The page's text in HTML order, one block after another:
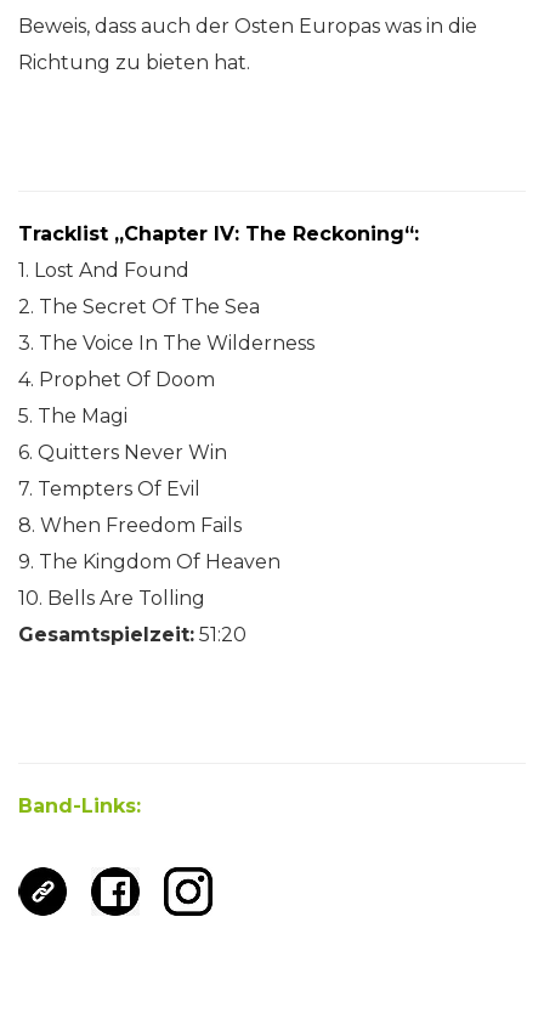
Beweis, dass auch der Osten Europas was in die
Richtung zu bieten hat.
Tracklist „Chapter IV: The Reckoning“:
1. Lost And Found
2. The Secret Of The Sea
3. The Voice In The Wilderness
4. Prophet Of Doom
5. The Magi
6. Quitters Never Win
7. Tempters Of Evil
8. When Freedom Fails
9. The Kingdom Of Heaven
10. Bells Are Tolling
Gesamtspielzeit: 51:20
Band-Links: